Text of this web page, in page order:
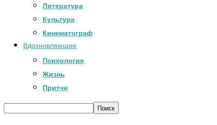
Литература
Культура
Кинематограф
Вдохновляющее
Психология
Жизнь
Притчи